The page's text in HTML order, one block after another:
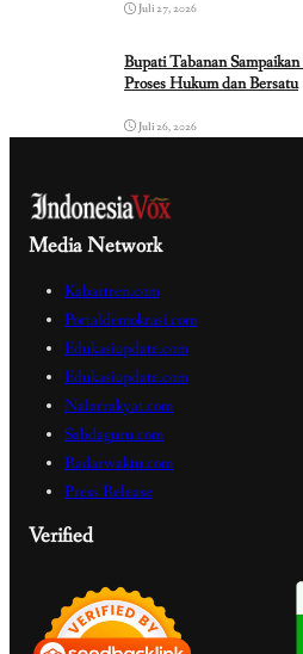
Juli 27, 2026
Bupati Tabanan
Proses Hukum dan Bersatu
Juli 26, 2026
Media Network
Kabartren.com
Portaldemokrasi.com
Edukasiupdate.com
Edukasiupdate.com
Nalarrakyat.com
Sabdaguru.com
Radarwaktu.com
Press Release
Verified